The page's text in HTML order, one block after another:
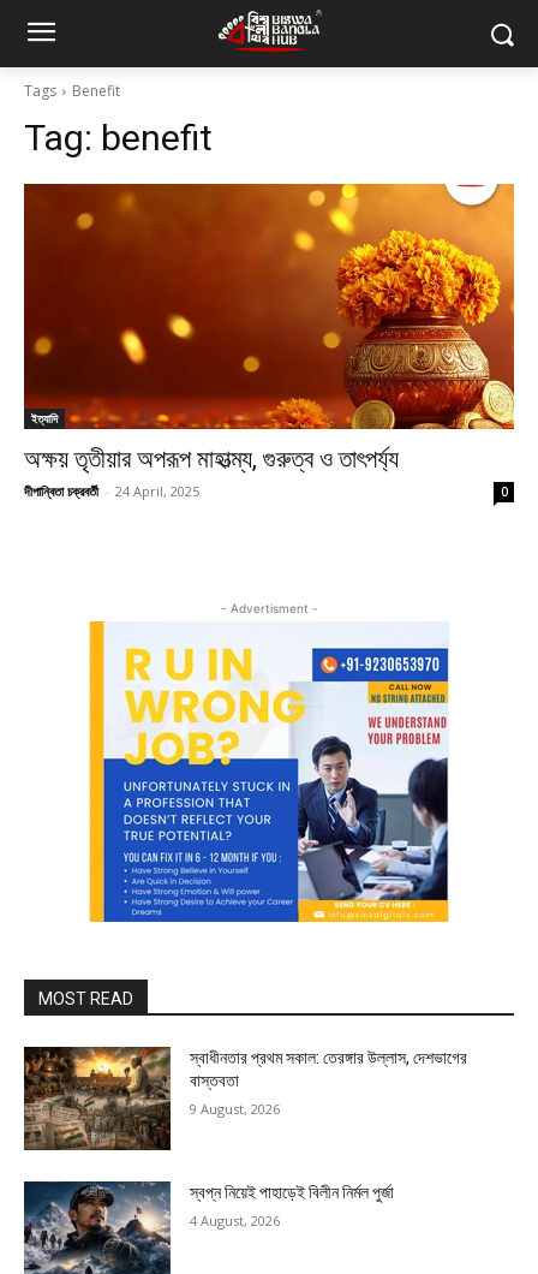
Tags Benefit
Tag: benefit
ইত্যাদি
অক্ষয় তৃতীয়ার অপরূপ মাহাত্ম্য, গুরুত্ব ও তাৎপর্য্য
দীপান্বিতা চক্রবর্তী - 24 April, 2025 0
- Advertisment -
MOST READ
স্বাধীনতার প্রথম সকাল: তেরঙ্গার উল্লাস, দেশভাগের
বাস্তবতা
9 August, 2026
স্বপ্ন নিয়েই পাহাড়েই বিলীন নির্মল পুর্জা
4 August, 2026